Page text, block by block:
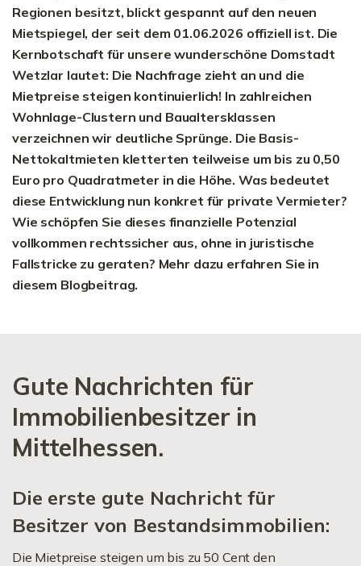
Regionen besitzt, blickt gespannt auf den neuen
Mietspiegel, der seit dem 01.06.2026 offiziell ist. Die
Kernbotschaft für unsere wunderschöne Domstadt
Wetzlar lautet: Die Nachfrage zieht an und die
Mietpreise steigen kontinuierlich! In zahlreichen
Wohnlage-Clustern und Baualtersklassen
verzeichnen wir deutliche Sprünge. Die Basis-
Nettokaltmieten kletterten teilweise um bis zu 0,50
Euro pro Quadratmeter in die Höhe. Was bedeutet
diese Entwicklung nun konkret für private Vermieter?
Wie schöpfen Sie dieses finanzielle Potenzial
vollkommen rechtssicher aus, ohne in juristische
Fallstricke zu geraten? Mehr dazu erfahren Sie in
diesem Blogbeitrag.
Gute Nachrichten für
Immobilienbesitzer in
Mittelhessen.
Die erste gute Nachricht für
Besitzer von Bestandsimmobilien:
Die Mietpreise steigen um bis zu 50 Cent den